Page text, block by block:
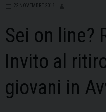
22 NOVEMBRE 2018
Sei on line?
Invito al
giovani in